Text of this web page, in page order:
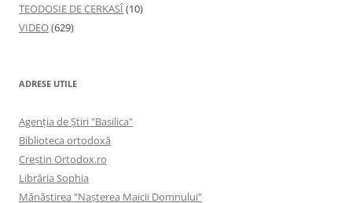
TEODOSIE DE CERKASÎ(10)
VIDEO(629)
ADRESE UTILE
Agenţia de Ştiri "Basilica"
Biblioteca ortodoxă
Creştin Ortodox.ro
Librăria Sophia
Mănăstirea "Naşterea Maicii Domnului"